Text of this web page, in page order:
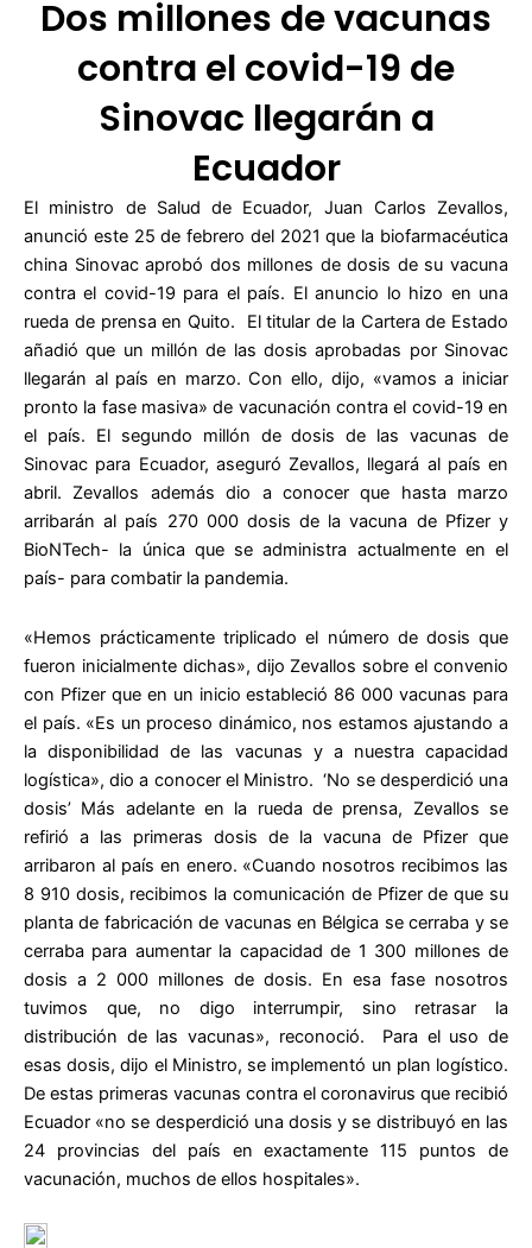
Dos millones de vacunas
contra el covid-19 de
Sinovac llegarán a
Ecuador
El ministro de Salud de Ecuador, Juan Carlos Zevallos,
anunció este 25 de febrero del 2021 que la biofarmacéutica
china Sinovac aprobó dos millones de dosis de su vacuna
contra el covid-19 para el país. El anuncio lo hizo en una
rueda de prensa en Quito. El titular de la Cartera de Estado
añadió que un millón de las dosis aprobadas por Sinovac
llegarán al país en marzo. Con ello, dijo, «vamos a iniciar
pronto la fase masiva» de vacunación contra el covid-19 en
el país. El segundo millón de dosis de las vacunas de
Sinovac para Ecuador, aseguró Zevallos, llegará al país en
abril. Zevallos además dio a conocer que hasta marzo
arribarán al país 270 000 dosis de la vacuna de Pfizer y
BioNTech- la única que se administra actualmente en el
país- para combatir la pandemia.
«Hemos prácticamente triplicado el número de dosis que
fueron inicialmente dichas», dijo Zevallos sobre el convenio
con Pfizer que en un inicio estableció 86 000 vacunas para
el país. «Es un proceso dinámico, nos estamos ajustando a
la disponibilidad de las vacunas y a nuestra capacidad
logística», dio a conocer el Ministro. ‘No se desperdició una
dosis’ Más adelante en la rueda de prensa, Zevallos se
refirió a las primeras dosis de la vacuna de Pfizer que
arribaron al país en enero. «Cuando nosotros recibimos las
8 910 dosis, recibimos la comunicación de Pfizer de que su
planta de fabricación de vacunas en Bélgica se cerraba y se
cerraba para aumentar la capacidad de 1 300 millones de
dosis a 2 000 millones de dosis. En esa fase nosotros
tuvimos que, no digo interrumpir, sino retrasar la
distribución de las vacunas», reconoció. Para el uso de
esas dosis, dijo el Ministro, se implementó un plan logístico.
De estas primeras vacunas contra el coronavirus que recibió
Ecuador «no se desperdició una dosis y se distribuyó en las
24 provincias del país en exactamente 115 puntos de
vacunación, muchos de ellos hospitales».